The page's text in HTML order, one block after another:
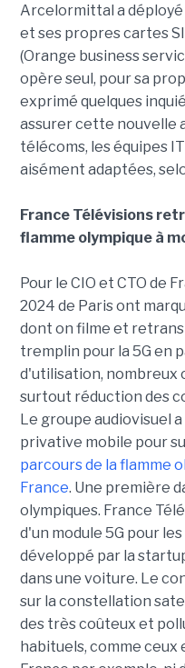
Arcelormittal a
et ses propres cartes
(Orange business
opère seul, pour sa
exprimé quelques
assurer cette nouvelle
télécoms, les équipes
aisément adaptées,
France Télévisions
flamme olympique à
Pour le CIO et CTO de
2024 de Paris ont
dont on filme et
tremplin pour la 5G en
d'utilisation, nombreux
surtout réduction des
Le groupe audiovisuel
privative mobile pour
parcours de la flamme
France. Une première
olympiques. France
d'un module 5G pour
développé par la
dans une voiture. Le
sur la constellation
des très coûteux et
habituels, comme ceux